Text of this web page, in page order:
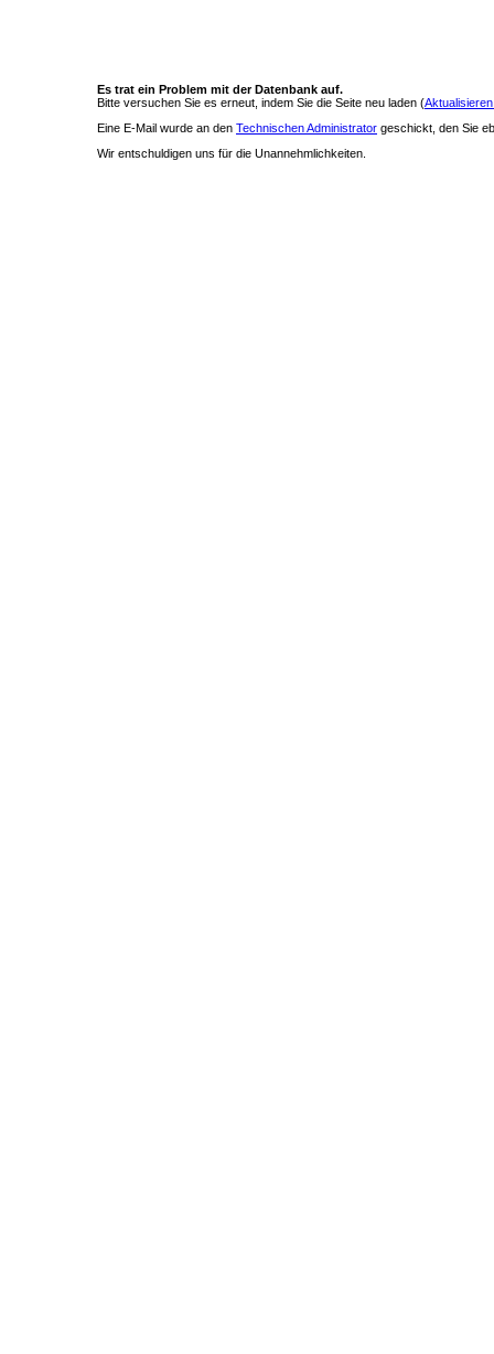
Es trat ein Problem mit der Datenbank auf.
Bitte versuchen Sie es erneut, indem Sie die Seite neu laden (
Eine E-Mail wurde an den Technischen Administrator geschickt, den Sie
Wir entschuldigen uns für die Unannehmlichkeiten.